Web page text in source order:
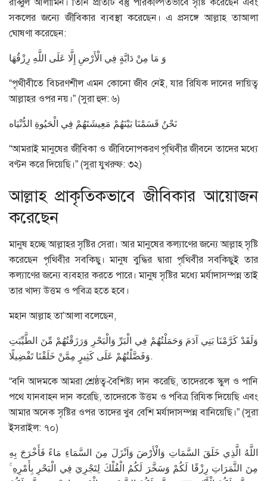
সকলের জন্যে জীবিকার ব্যবস্থা করেছেন। এ প্রসঙ্গে আল্লাহ তাআলা
ঘোষণা করেছেন:
وَ مَا مِنْ دَابَّةٍ فِي الْأَرْضِ إِلَّا عَلَى اللَّهِ رِزْقُهَا
“পৃথীবীতে বিচরণশীল এমন কোনো জীব নেই, যার রিযিক দানের দায়িত্ব
আল্লাহর ওপর নয়।” (সুরা হুদ: ৬)
نَحْنُ قَسَمْنَا بَيْنَهُمْ مَعِيشَتَهُمْ فِي الْحَيُوةِ الدُّنْيَاه
“আমরাই মানুষের জীবিকা ও জীবিনোপকরণ পৃথিবীর জীবনে তাদের মধ্যে
বণ্টন করে দিয়েছি।” (সুরা যুখরুফ: ৩২)
আল্লাহ প্রাকৃতিকভাবে জীবিকার আয়োজন
করেছেন
মানুষ হচ্ছে আল্লাহর সৃষ্টির সেরা। আর মানুষের কল্যাণের জন্যে আল্লাহ সৃষ্টি
করেছেন পৃথিবীর সবকিছু। মানুষ বুদ্ধির দ্বারা পৃথিবীর সবকিছুই তার
কল্যাণের জন্যে ব্যবহার করতে পারে। মানুষ সৃষ্টির মধ্যে মর্যাদাসম্পন্ন তাই
তার খাদ্য উত্তম ও পবিত্র হতে হবে।
মহান আল্লাহ তা’আলা বলেছেন,
وَلَقَدْ كَرَّمْنَا بَنِي آدَمَ وَحَمَلْتُهُمْ فِي الْبَرِّ وَالْبَحْرِ وَرَزَقْتُهُمْ مِّنَ الطَّيِّبَتِ
وَفَضَّلْتُهُمْ عَلَى كَثِيرٍ مِمَّنْ خَلَقْنَا تَفْضِيلًا.
“বনি আদমকে আমরা শ্রেষ্ঠত্ব-বৈশিষ্ট্য দান করেছি, তাদেরকে স্কুল ও পানি
পথে যানবাহন দান করেছি, তাদেরকে উত্তম ও পবিত্র রিযিক দিয়েছি এবং
আমার অনেক সৃষ্টির ওপর তাদের খুব বেশি মর্যাদাসম্পন্ন বানিয়েছি।” (সুরা
ইসরাইল: ৭০)
اللَّهُ الَّذِي خَلَقَ السَّمَاتِ وَالْأَرْضَ وَاَنْزَلَ مِنَ السَّمَاءِ مَاءً فَأَخْرَجَ بِهِ
مِنَ الثَّمَرَاتِ رِزْقًا لَكُمْ وَسَخَّرَ لَكُمُ الْفُلْكَ لِتَجْرِيَ فِي الْبَحْرِ بِأَمْرِهِ ۚ